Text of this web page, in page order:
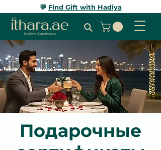
💬 Find Gift with Hadiya
Подарочные